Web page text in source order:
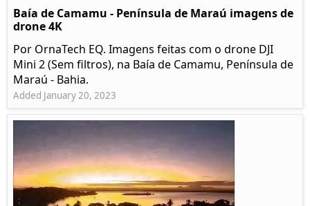
Baía de Camamu - Península de Maraú imagens de
drone 4K
Por OrnaTech EQ. Imagens feitas com o drone DJI
Mini 2 (Sem filtros), na Baía de Camamu, Península de
Maraú - Bahia.
Added January 20, 2023